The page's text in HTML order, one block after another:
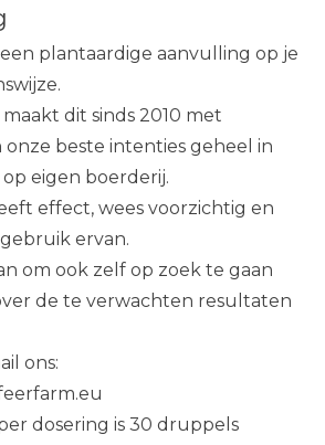
plantaardige aanvulling op je
dit sinds 2010 met
onze beste intenties geheel in
eigen boerderij.
effect, wees voorzichtig en
ervan.
om ook zelf op zoek te gaan
de te verwachten resultaten
ons:
dosering is 30 druppels